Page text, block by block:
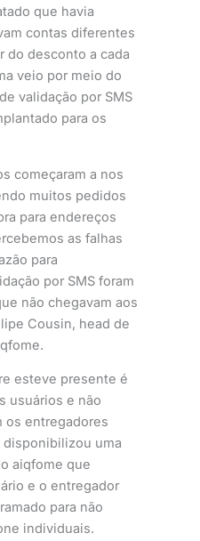
que havia
contas diferentes
do desconto a cada
veio por meio do
validação por SMS
para os
começaram a nos
muitos pedidos
para endereços
as falhas
para
por SMS foram
não chegavam aos
Cousin, head de
esteve presente é
usuários e não
os entregadores
disponibilizou uma
aiqfome que
e o entregador
para não
individuais.